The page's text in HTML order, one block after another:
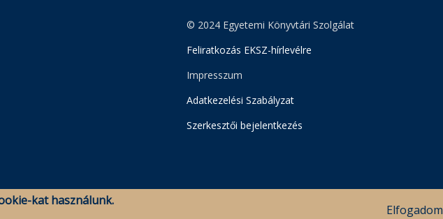
© 2024 Egyetemi Könyvtári Szolgálat
Feliratkozás EKSZ-hírlevélre
Impresszum
Adatkezelési Szabályzat
Szerkesztői bejelentkezés
kat használunk.
Elfogadom